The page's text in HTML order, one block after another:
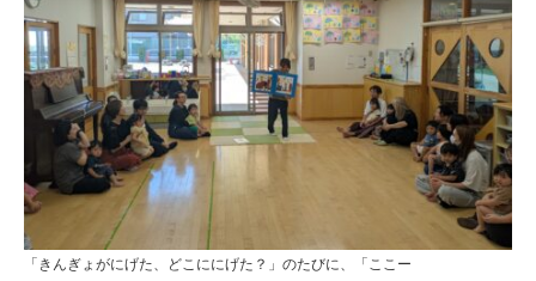
保
連
携
型
認
「きんぎょがにげた、どこににげた？」のたびに、「ここー